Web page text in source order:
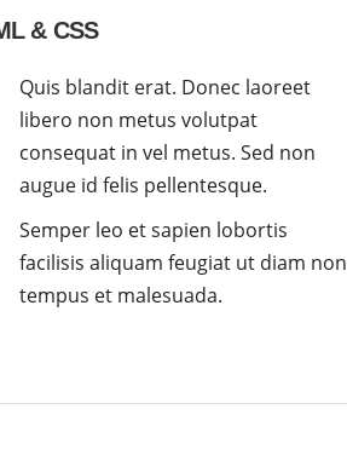
& CSS
Quis blandit erat. Donec laoreet
libero non metus volutpat
consequat in vel metus. Sed non
augue id felis pellentesque.
Semper leo et sapien lobortis
facilisis aliquam feugiat ut diam non
tempus et malesuada.